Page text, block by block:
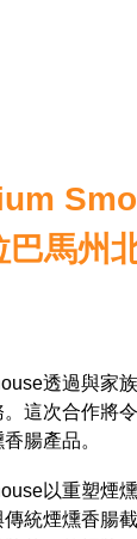
馬州
透過與家
這次合作將
腸產品。
以重塑煙
統煙燻香腸